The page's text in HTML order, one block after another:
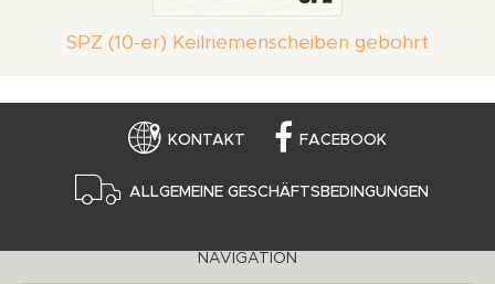
SPZ (10-er) Keilriemenscheiben gebohrt
KONTAKT FACEBOOK
ALLGEMEINE GESCHÄFTSBEDINGUNGEN
NAVIGATION